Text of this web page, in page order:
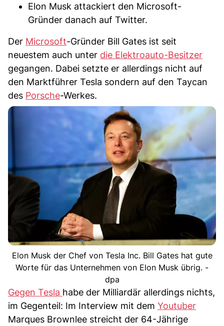
Elon Musk attackiert den Microsoft-
Gründer danach auf Twitter.
Der Microsoft-Gründer Bill Gates ist seit
neuestem auch unter die Elektroauto-Besitzer
gegangen. Dabei setzte er allerdings nicht auf
den Marktführer Tesla sondern auf den Taycan
des Porsche-Werkes.
Elon Musk der Chef von Tesla Inc. Bill Gates hat gute
Worte für das Unternehmen von Elon Musk übrig. -
dpa
Gegen Tesla habe der Milliardär allerdings nichts,
im Gegenteil: Im Interview mit dem Youtuber
Marques Brownlee streicht der 64-Jährige